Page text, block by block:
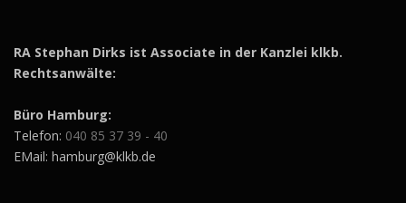
RA Stephan Dirks ist Associate in der Kanzlei klkb.
Rechtsanwälte:
Büro Hamburg:
Telefon: 040 85 37 39 - 40
EMail: hamburg@klkb.de